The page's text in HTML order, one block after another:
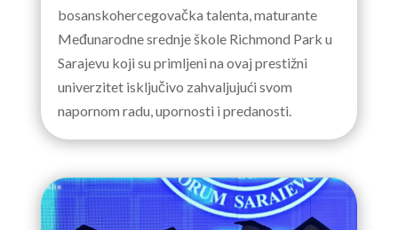
bosanskohercegovačka talenta, maturante
Međunarodne srednje škole Richmond Park u
Sarajevu koji su primljeni na ovaj prestižni
univerzitet isključivo zahvaljujući svom
napornom radu, upornosti i predanosti.